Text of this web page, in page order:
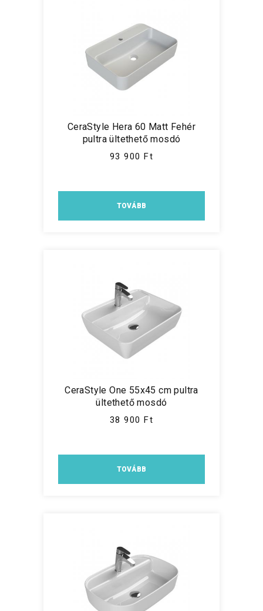
CeraStyle Hera 60 Matt Fehér
pultra ültethető mosdó
93 900 Ft
TOVÁBB
CeraStyle One 55x45 cm pultra
ültethető mosdó
38 900 Ft
TOVÁBB